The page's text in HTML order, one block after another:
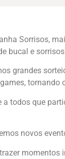
Sorrisos,
bucal e
grandes
tornando
a todos que
novos
momentos